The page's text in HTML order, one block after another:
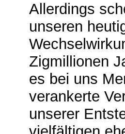
Allerdings
unseren
Zigmillionen
es bei uns
verankerte
unserer